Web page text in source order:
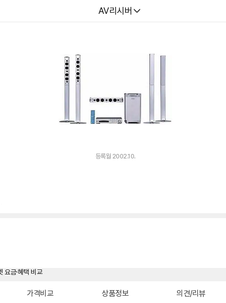
다나와
AV리시버
등록월 2002.10.
가격비교 상품정보 의견/리뷰